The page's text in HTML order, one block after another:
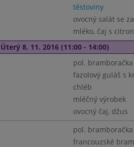
těstoviny
ovocný salát se
mléko, čaj s
Úterý 8. 11. 2016 (11:00 - 14:00)
pol. bramboračka
fazolový guláš s
chléb
mléčný výrobek
ovocný čaj, džus
pol. bramboračka
francouzské